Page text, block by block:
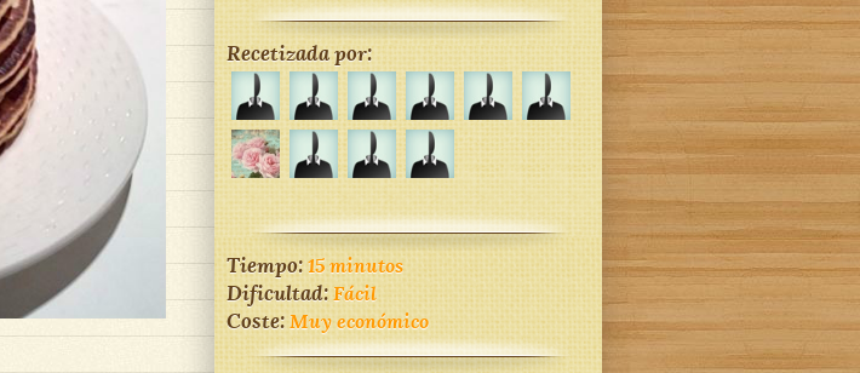
Recetizada por:
Tiempo:15 minutos
Dificultad:Fácil
Coste:Muy económico